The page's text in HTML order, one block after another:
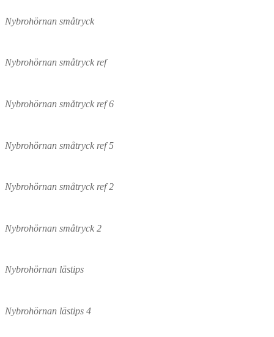
Nybrohörnan småtryck
Nybrohörnan småtryck ref
Nybrohörnan småtryck ref 6
Nybrohörnan småtryck ref 5
Nybrohörnan småtryck ref 2
Nybrohörnan småtryck 2
Nybrohörnan lästips
Nybrohörnan lästips 4